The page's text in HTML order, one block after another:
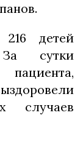
216 детей
сутки
случаев